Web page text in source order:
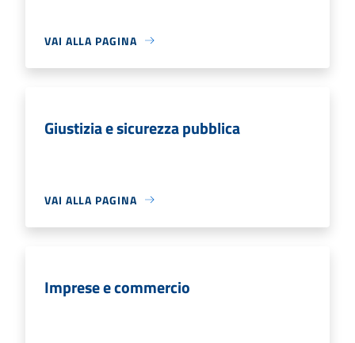
VAI ALLA PAGINA
Giustizia e sicurezza pubblica
VAI ALLA PAGINA
Imprese e commercio